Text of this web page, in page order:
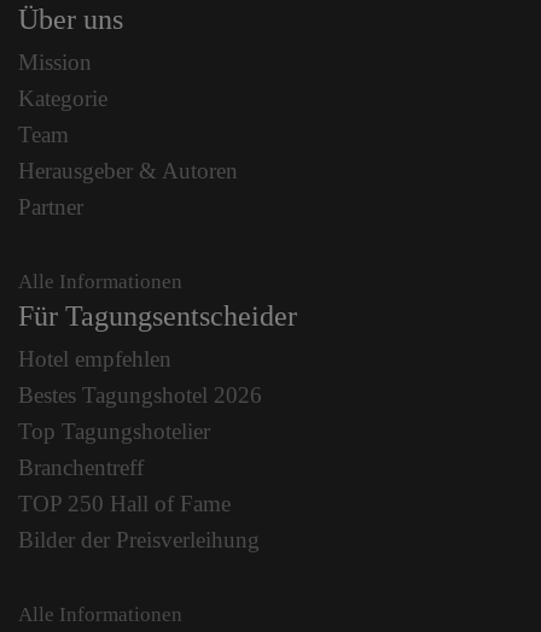
Über uns
Mission
Kategorie
Team
Herausgeber & Autoren
Partner
Alle Informationen
Für Tagungsentscheider
Hotel empfehlen
Bestes Tagungshotel 2026
Top Tagungshotelier
Branchentreff
TOP 250 Hall of Fame
Bilder der Preisverleihung
Alle Informationen